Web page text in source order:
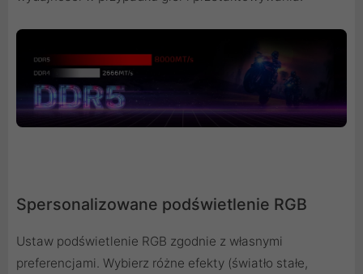
Spersonalizowane podświetlenie RGB
Ustaw podświetlenie RGB zgodnie z własnymi
preferencjami. Wybierz różne efekty (światło stałe,